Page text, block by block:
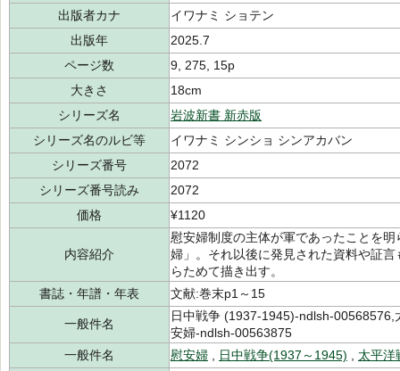
出版者カナ
イワナミ ショテン
出版年
2025.7
ページ数
9, 275, 15p
大きさ
18cm
シリーズ名
岩波新書 新赤版
シリーズ名のルビ等
イワナミ シンショ シンアカバン
シリーズ番号
2072
シリーズ番号読み
2072
価格
¥1120
内容紹介
慰安婦制度の主体が軍であったことを
婦」。それ以後に発見された資料や証
らためて描き出す。
書誌・年譜・年表
文献:巻末p1～15
一般件名
日中戦争 (1937-1945)-ndlsh-
安婦-ndlsh-00563875
一般件名
慰安婦 日中戦争(1937～1945)
太平洋